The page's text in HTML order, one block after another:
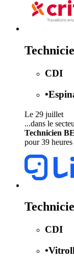
CDI
•
Le 29 juillet
...dans le
Technicien BE
pour 39 heures
CDI
•